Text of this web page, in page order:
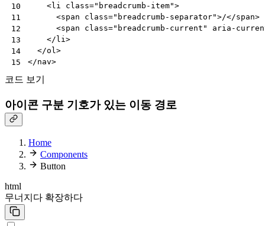
10
11
12
13
14
15
<li class="breadcrumb-item">
<span class="breadcrumb-separator">/</span>
<span class="breadcrumb-current"
aria-
</ li>
</ol>
</nav>
코드 보기
아이콘 구분 기호가 있는 이동 경로
Home
Components
Button
html
무너지다 확장하다